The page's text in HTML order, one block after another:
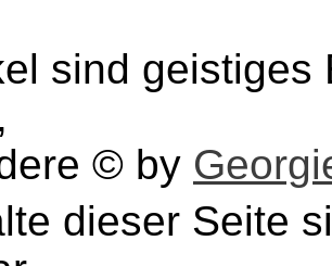
sind
© by
dieser Seite